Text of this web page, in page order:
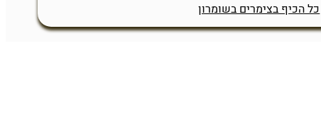
כל הכיף בצימרים בשומרון